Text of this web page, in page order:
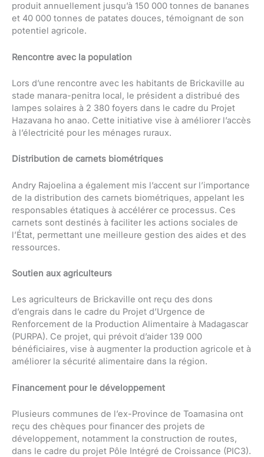
produit annuellement jusqu’à 150 000 tonnes de bananes
et 40 000 tonnes de patates douces, témoignant de son
potentiel agricole.
Rencontre avec la population
Lors d’une rencontre avec les habitants de Brickaville au
stade manara-penitra local, le président a distribué des
lampes solaires à 2 380 foyers dans le cadre du Projet
Hazavana ho anao. Cette initiative vise à améliorer l’accès
à l’électricité pour les ménages ruraux.
Distribution de carnets biométriques
Andry Rajoelina a également mis l’accent sur l’importance
de la distribution des carnets biométriques, appelant les
responsables étatiques à accélérer ce processus. Ces
carnets sont destinés à faciliter les actions sociales de
l’État, permettant une meilleure gestion des aides et des
ressources.
Soutien aux agriculteurs
Les agriculteurs de Brickaville ont reçu des dons
d’engrais dans le cadre du Projet d’Urgence de
Renforcement de la Production Alimentaire à Madagascar
(PURPA). Ce projet, qui prévoit d’aider 139 000
bénéficiaires, vise à augmenter la production agricole et à
améliorer la sécurité alimentaire dans la région.
Financement pour le développement
Plusieurs communes de l’ex-Province de Toamasina ont
reçu des chèques pour financer des projets de
développement, notamment la construction de routes,
dans le cadre du projet Pôle Intégré de Croissance (PIC3).